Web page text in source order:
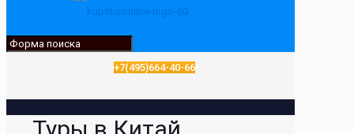
+7(495)664-40-66